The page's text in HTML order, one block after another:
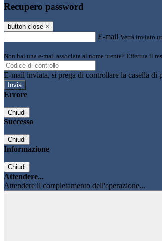
Recupero password
button close ×
E-mail Verrà inviato
Non hai una e-mail associata al nome utente? Effettua il
E-mail inviata, si prega di controllare la casella di
Errore
Chiudi
Successo
Chiudi
Informazione
Chiudi
Attendere...
Attendere il completamento dell'operazione...